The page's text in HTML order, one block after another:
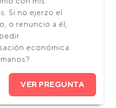
Si no ejerzo el
o renuncio a él,
económica
VER PREGUNTA